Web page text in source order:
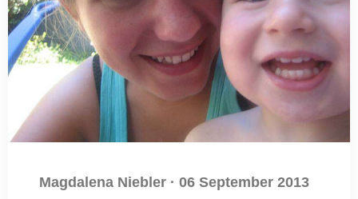
Magdalena Niebler · 06 September 2013